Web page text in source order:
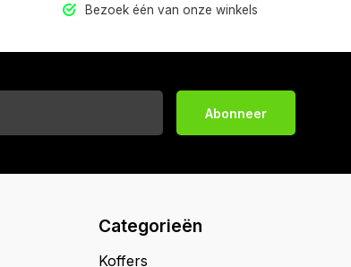
Bezoek één van onze winkels
Abonneer
Categorieën
Koffers